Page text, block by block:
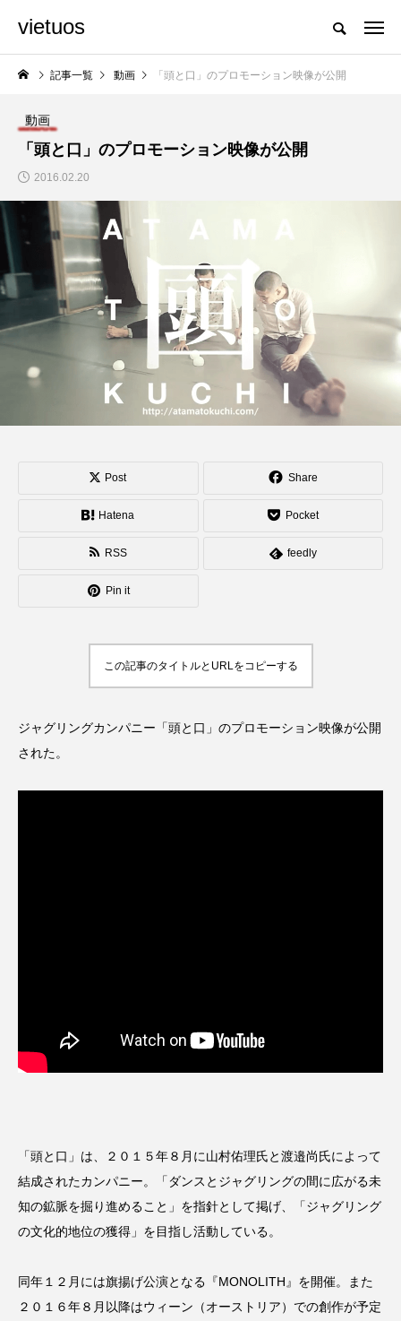
国内のジャグリング情報を収集・整理・発信するメディア
NEW POST
「JJF 2020」、開催
形式を変更。国内各地
でオンラインとオフラ
hiro
「ディアボロサマーフ
ェスティバル ２０２
２」、８月２６日開
hiro
地域と道具から探す
ボール クラブ
フラワースティック
ハット シェーカーカップ
vietuos
記事一覧 動画 「頭と口」のプロモーション映像が公開
動画
「頭と口」のプロモーション映像が公開
2016.02.20
Post Share
Hatena Pocket
RSS feedly
Pin it
この記事のタイトルとURLをコピーする
ジャグリングカンパニー「頭と口」のプロモーション映像が公開
された。
「頭と口」は、２０１５年８月に山村佑理氏と渡邉尚氏によって
結成されたカンパニー。「ダンスとジャグリングの間に広がる未
知の鉱脈を掘り進めること」を指針として掲げ、「ジャグリング
の文化的地位の獲得」を目指し活動している。
同年１２月には旗揚げ公演となる『MONOLITH』を開催。また
２０１６年８月以降はウィーン（オーストリア）での創作が予定